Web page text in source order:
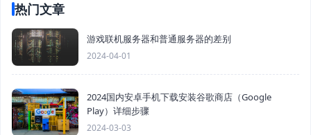
热门文章
游戏联机服务器和普通服务器的差别
2024-04-01
2024国内安卓手机下载安装谷歌商店（Google
Play）详细步骤
2024-03-03